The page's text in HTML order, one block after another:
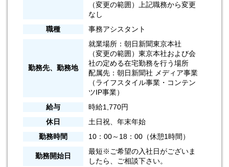
（変更の範囲）上記職務から変更
なし
職種
事務アシスタント
勤務先、勤務地
就業場所：朝日新聞東京本社
（変更の範囲）東京本社および会
社の定める在宅勤務を行う場所
配属先：朝日新聞社 メディア事業
（ライフスタイル事業・コンテン
ツIP事業）
給与
時給1,770円
休日
土日祝、年末年始
勤務時間
10：00～18：00（休憩1時間）
勤務開始日
最短※ご希望の入社日がございま
したら、ご相談下さい。